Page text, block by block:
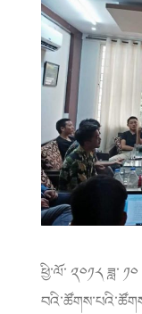
ཕྱི་ལོ་ ༢༠༡༨ ཟླ་